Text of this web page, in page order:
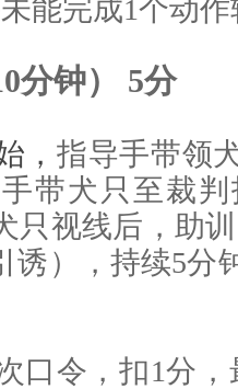
能完成1个动作
分钟） 5分
，指导手带领
带犬只至裁判
只视线后， 助
） ，持续5分
口令，扣1分